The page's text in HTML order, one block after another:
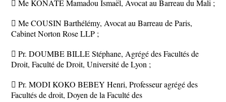
 Me KONATE Mamadou Ismaël, Avocat au Barreau du Mali ;
 Me COUSIN Barthélémy, Avocat au Barreau de Paris,
Cabinet Norton Rose LLP ;
 Pr. DOUMBE BILLE Stéphane, Agrégé des Facultés de
Droit, Faculté de Droit, Université de Lyon ;
 Pr. MODI KOKO BEBEY Henri, Professeur agrégé des
Facultés de droit, Doyen de la Faculté des